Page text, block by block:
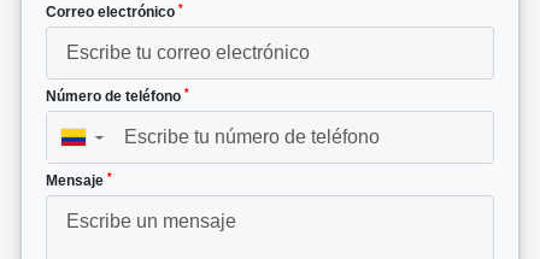
Correo electrónico *
Número de teléfono *
▼
Mensaje *